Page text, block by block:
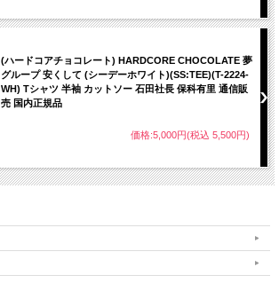
(ハードコアチョコレート) HARDCORE CHOCOLATE 夢
グループ 安くして (シーデーホワイト)(SS:TEE)(T-2224-
WH) Tシャツ 半袖 カットソー 石田社長 保科有里 通信販
売 国内正規品
価格:5,000円(税込 5,500円)